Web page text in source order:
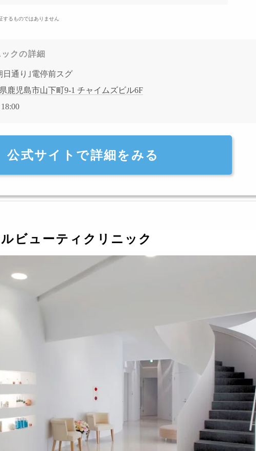
るものではありません
クの詳細
日通り｣電停前スグ
鹿児島市山下町9-1 チャイムズビル6F
公式サイトで詳細をみる
ビューティクリニック